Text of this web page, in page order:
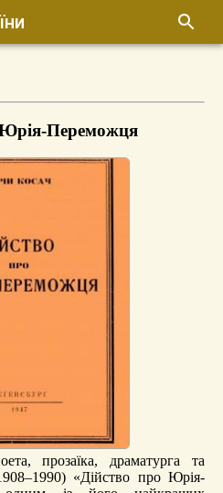
Юрія-Переможця
прозаїка, драматурга та
«Дійство про Юрія-